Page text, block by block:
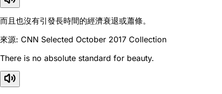
而且也沒有引發長時間的經濟衰退或蕭條。
來源: CNN Selected October 2017 Collection
There is no absolute standard for beauty.